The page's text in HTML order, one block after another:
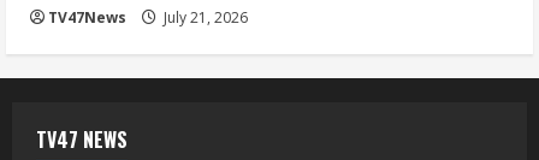
TV47News July 21, 2026
TV47 NEWS